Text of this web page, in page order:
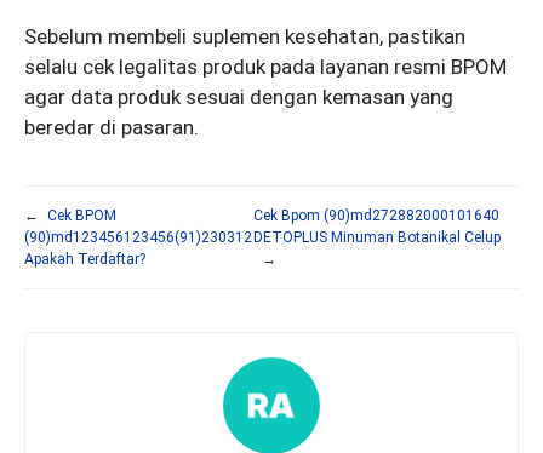
Sebelum membeli suplemen kesehatan, pastikan
selalu cek legalitas produk pada layanan resmi BPOM
agar data produk sesuai dengan kemasan yang
beredar di pasaran.
←
Cek BPOM
(90)md123456123456(91)230312
Apakah Terdaftar?
Cek Bpom (90)md272882000101640
DETOPLUS Minuman Botanikal Celup
→